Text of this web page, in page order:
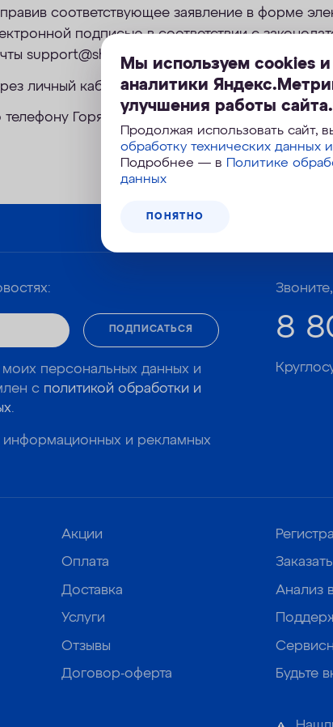
соответствующее заявление в форме
подписью в соответствии с
support@shop.aquaphor.ru;
личный кабинет на сайте;
телефону Горячей линии Компании.
Мы используем cookies
аналитики
улучшения работы сайта.
Продолжая использовать сайт,
обработку технических данных
Подробнее — в
Политике
данных
ПОНЯТНО
ПОДПИСАТЬСЯ
персональных данных и
с политикой обработки и
.
и рекламных
8
Акции
Оплата
Доставка
Услуги
Отзывы
Договор-оферта
Анализ
Будьте